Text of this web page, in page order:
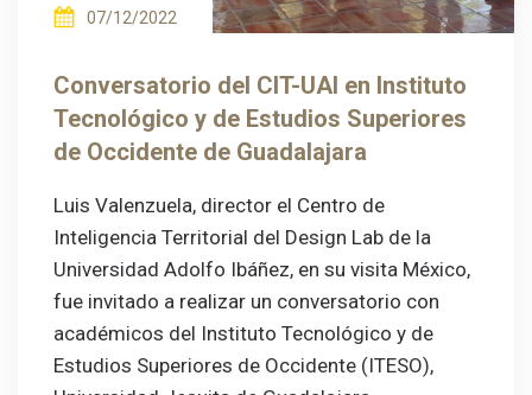
07/12/2022
Conversatorio del CIT-UAI en Instituto
Tecnológico y de Estudios Superiores
de Occidente de Guadalajara
Luis Valenzuela, director el Centro de
Inteligencia Territorial del Design Lab de la
Universidad Adolfo Ibáñez, en su visita México,
fue invitado a realizar un conversatorio con
académicos del Instituto Tecnológico y de
Estudios Superiores de Occidente (ITESO),